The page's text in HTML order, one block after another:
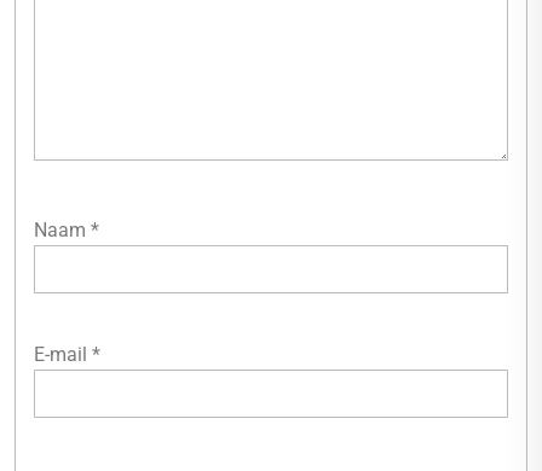
Naam *
E-mail *